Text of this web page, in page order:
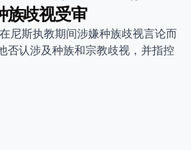
族歧视受审
尼斯执教期间涉嫌种族歧视言论而
否认涉及种族和宗教歧视，并指控